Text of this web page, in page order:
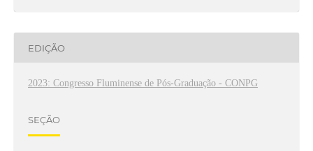
EDIÇÃO
2023: Congresso Fluminense de Pós-Graduação - CONPG
SEÇÃO